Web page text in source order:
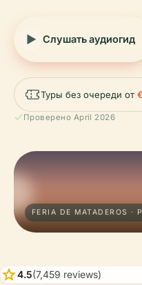
Слушать аудиогид
Туры без очереди от
Проверено April 2026
FERIA DE
star4.5(7,459 reviews)